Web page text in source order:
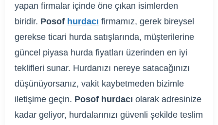
yapan firmalar içinde öne çıkan isimlerden
biridir. Posof hurdacı firmamız, gerek bireysel
gerekse ticari hurda satışlarında, müşterilerine
güncel piyasa hurda fiyatları üzerinden en iyi
teklifleri sunar. Hurdanızı nereye satacağınızı
düşünüyorsanız, vakit kaybetmeden bizimle
iletişime geçin. Posof hurdacı olarak adresinize
kadar geliyor, hurdalarınızı güvenli şekilde teslim